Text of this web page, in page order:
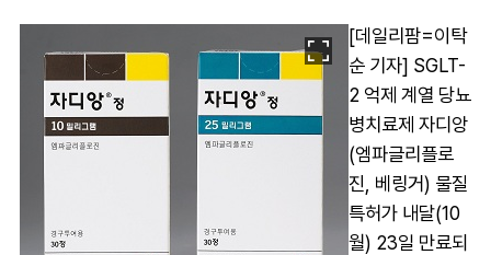
[데일리팜=이탁
순 기자] SGLT-
2 억제 계열 당뇨
병치료제 자디앙
(엠파글리플로
진, 베링거) 물질
특허가 내달(10
월) 23일 만료되